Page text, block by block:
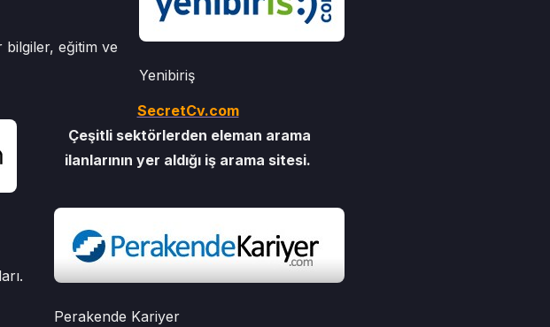
Yenibiriş
bilgiler, eğitim ve
SecretCv.com
Çeşitli sektörlerden eleman arama
ilanlarının yer aldığı iş arama sitesi.
Perakende Kariyer